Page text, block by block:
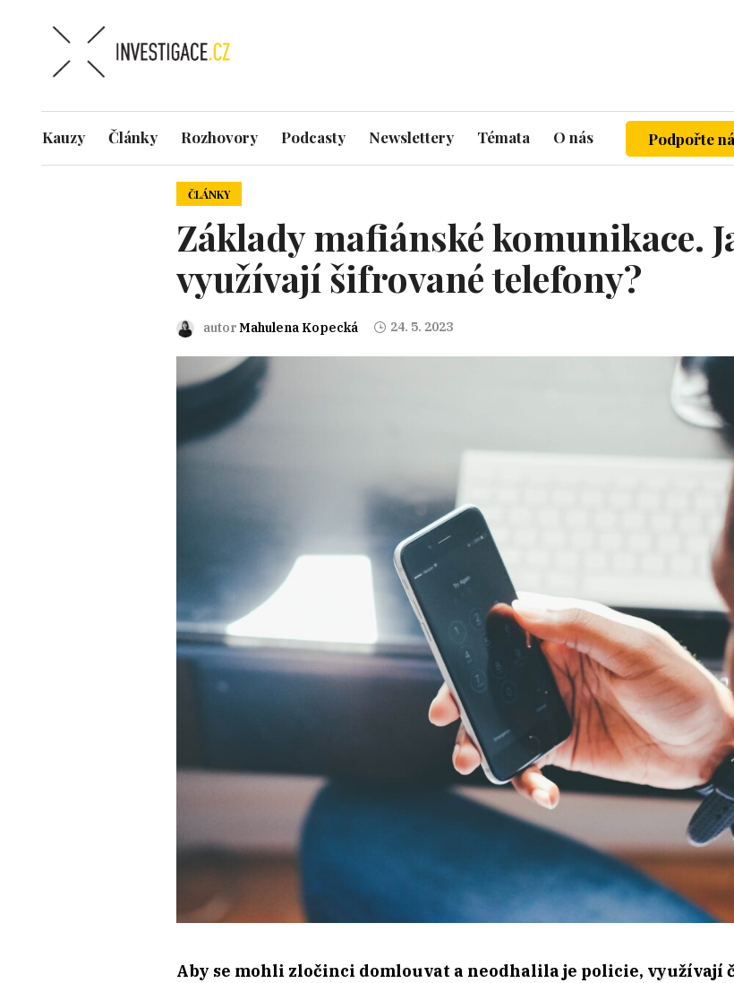
Kauzy Články Rozhovory Podcasty Newslettery Témata O nás Podpořte
ČLÁNKY
Základy mafiánské komunikace.
využívají šifrované telefony?
autorMahulena Kopecká 24. 5. 2023
Aby se mohli zločinci domlouvat a neodhalila je policie, využívají